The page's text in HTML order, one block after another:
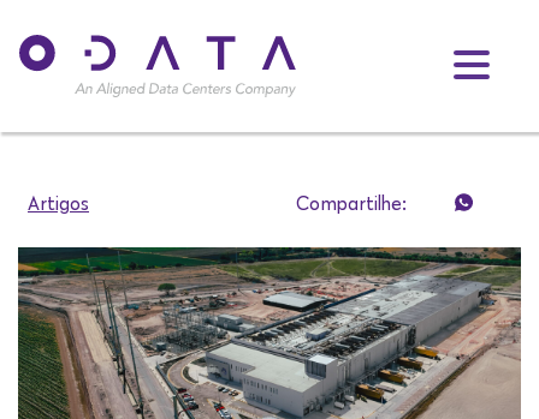
Artigos Compartilhe: